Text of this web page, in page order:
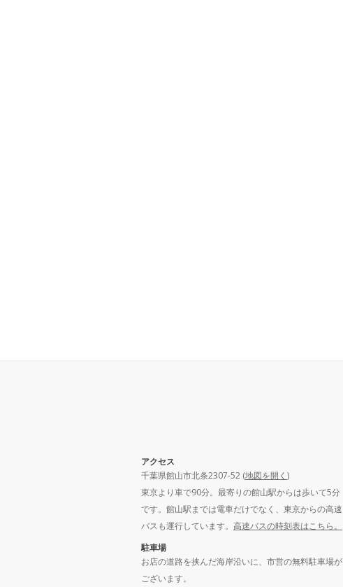
アクセス
千葉県館山市北条2307-52 (地図を開く )
東京より車で90分。最寄りの館山駅からは歩いて5分
です。館山駅までは電車だけでなく、東京からの高速
バスも運行しています。 高速バスの時刻表はこちら。
駐車場
お店の道路を挟んだ海岸沿いに、市営の無料駐車場が
ございます。